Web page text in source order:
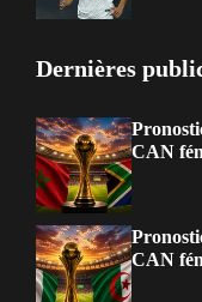
Dernières
CAN
CAN